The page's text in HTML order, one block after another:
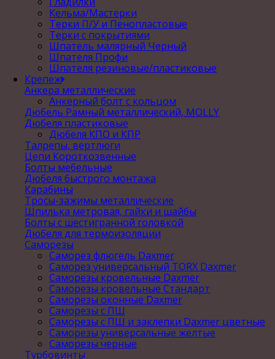
Кельма/Мастерки
Терки П/У и Пенопластовые
Терки с покрытиями
Шпатель малярный Черный
Шпателя Профи
Шпателя резиновые/пластиковые
Крепеж
Анкера металлические
Анкерный болт с кольцом
Дюбель Рамный металлический, MOLLY
Дюбеля пластиковые
Дюбеля КПО и КПР
Талрепы, вертлюги
Цепи Короткозвенные
Болты мебельные
Дюбеля быстрого монтажа
Карабины
Тросы-зажимы металлические
Шпилька метровая, гайки и шайбы
Болты с шестигранной головкой
Дюбеля для термоизоляции
Саморезы
Саморез флюгель Daxmer
Саморез универсальный TORX Daxmer
Саморезы кровельные Daxmer
Саморезы кровельные Стандарт
Саморезы оконные Daxmer
Саморезы с ПШ
Саморезы с ПШ и заклепки Daxmer цветные
Саморезы универсальные желтые
Саморезы черные
Турбовинты